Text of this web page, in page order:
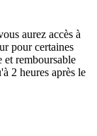
aurez accès à
pour certaines
et remboursable
2 heures après le